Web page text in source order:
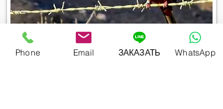
Зимородок в заповеднике птиц в долине Хула.
Phone Email ЗАКАЗАТЬ WhatsApp